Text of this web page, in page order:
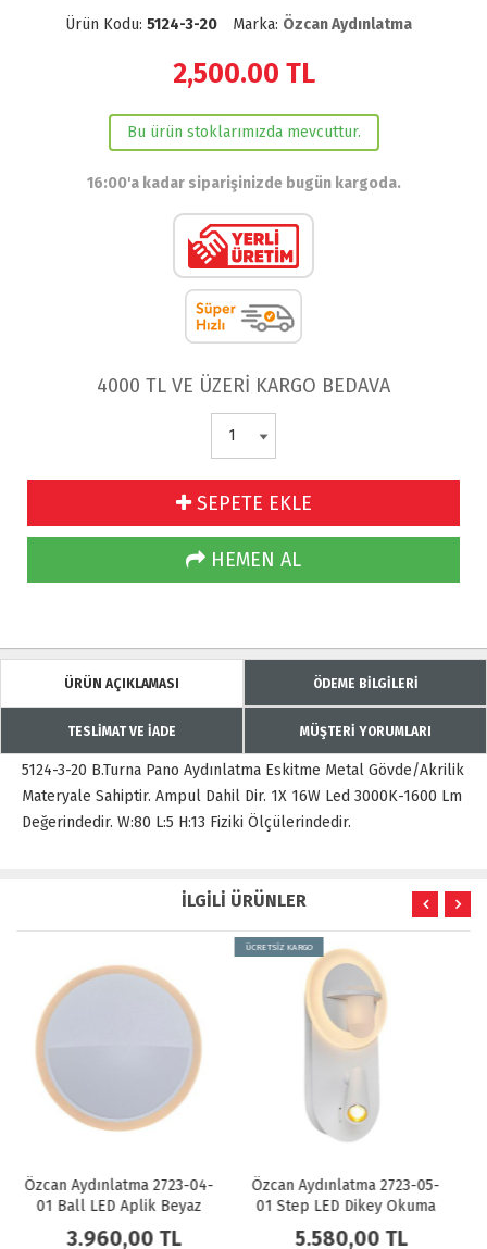
Ürün Kodu: 5124-3-20 Marka: Özcan Aydınlatma
2,500.00 TL
Bu ürün stoklarımızda mevcuttur.
16:00'a kadar siparişinizde bugün kargoda.
4000 TL VE ÜZERİ KARGO BEDAVA
SEPETE EKLE
HEMEN AL
ÜRÜN AÇIKLAMASI ÖDEME BİLGİLERİ
TESLİMAT VE İADE MÜŞTERİ YORUMLARI
5124-3-20 B.Turna Pano Aydınlatma Eskitme Metal Gövde/Akrilik
Materyale Sahiptir. Ampul Dahil Dir. 1X 16W Led 3000K-1600 Lm
Değerindedir. W:80 L:5 H:13 Fiziki Ölçülerindedir.
İLGİLİ ÜRÜNLER
Özcan Aydınlatma 2723-05-
01 Step LED Dikey Okuma
Lambalı Aplik Beyaz
5.580,00 TL
Özcan Aydınlatma 2723-04-
19 Ball LED Aplik Siyah
3.960,00 TL